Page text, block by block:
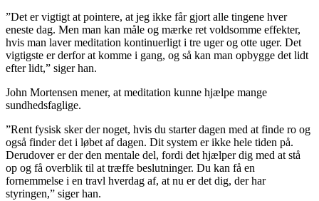
”Det er vigtigt at pointere, at jeg ikke får gjort alle tingene hver
eneste dag. Men man kan måle og mærke ret voldsomme effekter,
hvis man laver meditation kontinuerligt i tre uger og otte uger. Det
vigtigste er derfor at komme i gang, og så kan man opbygge det lidt
efter lidt,” siger han.
John Mortensen mener, at meditation kunne hjælpe mange
sundhedsfaglige.
”Rent fysisk sker der noget, hvis du starter dagen med at finde ro og
også finder det i løbet af dagen. Dit system er ikke hele tiden på.
Derudover er der den mentale del, fordi det hjælper dig med at stå
op og få overblik til at træffe beslutninger. Du kan få en
fornemmelse i en travl hverdag af, at nu er det dig, der har
styringen,” siger han.